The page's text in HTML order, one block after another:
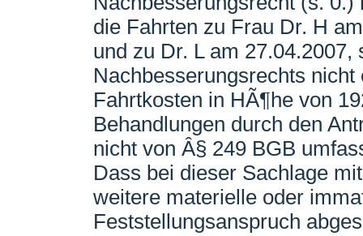
die Fahrten zu Frau Dr. H
und zu Dr. L am
Nachbesserungsrechts
Fahrtkosten in HÃ¶he von
Behandlungen durch den
nicht von Â§ 249 BGB
Dass bei dieser Sachlage
weitere materielle oder
Feststellungsanspruch